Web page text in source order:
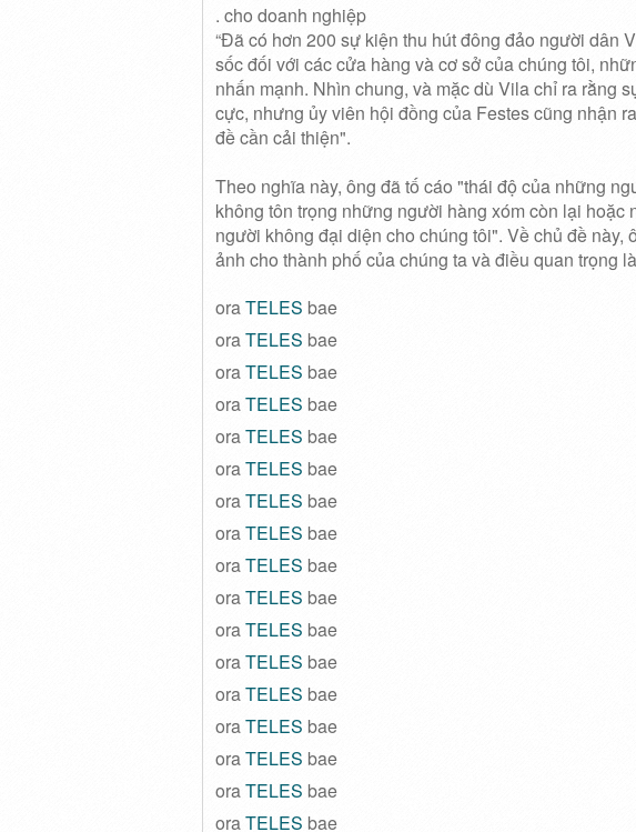
. cho doanh nghiệp
“Đã có hơn 200 sự kiện thu hút đông đảo người dân
sốc đối với các cửa hàng và cơ sở của chúng tôi,
nhấn mạnh. Nhìn chung, và mặc dù Vila chỉ ra rằng
cực, nhưng ủy viên hội đồng của Festes cũng nhận
đề cần cải thiện".
Theo nghĩa này, ông đã tố cáo "thái độ của những
không tôn trọng những người hàng xóm còn lại
người không đại diện cho chúng tôi". Về chủ đề này,
ảnh cho thành phố của chúng ta và điều quan trọng
oraTELES bae
oraTELES bae
oraTELES bae
oraTELES bae
oraTELES bae
oraTELES bae
oraTELES bae
oraTELES bae
oraTELES bae
oraTELES bae
oraTELES bae
oraTELES bae
oraTELES bae
oraTELES bae
oraTELES bae
oraTELES bae
oraTELES bae